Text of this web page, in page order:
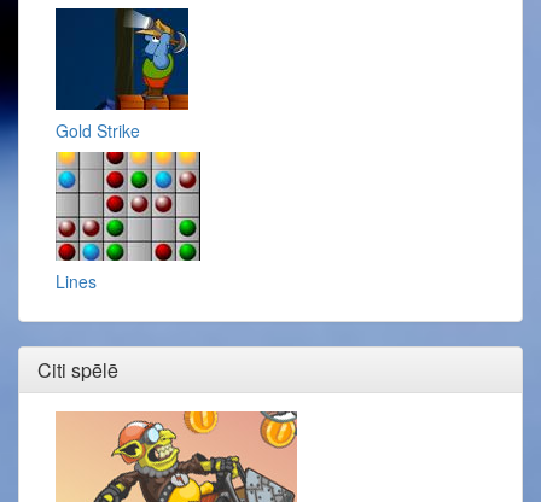
Gold Strike
Lines
Citi spēlē